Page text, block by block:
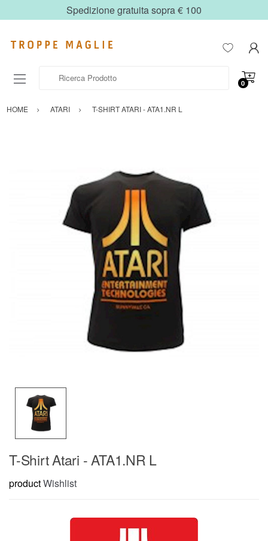
Spedizione gratuita sopra € 100
0
HOME ATARI T-SHIRT ATARI - ATA1.NR L
T-Shirt Atari - ATA1.NR L
productWishlist